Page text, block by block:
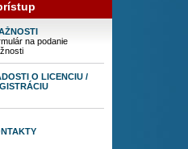
na podanie
O LICENCIU /